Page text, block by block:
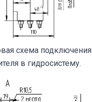
схема подключения
в гидросистему.